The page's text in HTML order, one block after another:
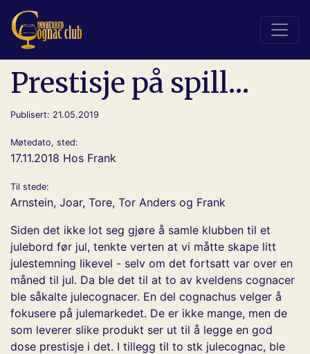
Prestisje på spill…
Publisert: 21.05.2019
Møtedato, sted:
17.11.2018 Hos Frank
Til stede:
Arnstein, Joar, Tore, Tor Anders og Frank
Siden det ikke lot seg gjøre å samle klubben til et
julebord før jul, tenkte verten at vi måtte skape litt
julestemning likevel - selv om det fortsatt var over en
måned til jul. Da ble det til at to av kveldens cognacer
ble såkalte julecognacer. En del cognachus velger å
fokusere på julemarkedet. De er ikke mange, men de
som leverer slike produkt ser ut til å legge en god
dose prestisje i det. I tillegg til to stk julecognac, ble